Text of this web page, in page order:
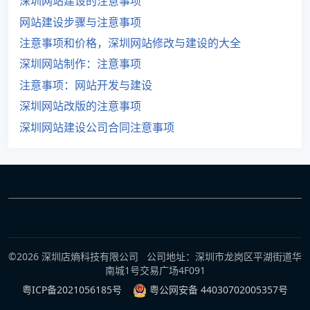
网站建设步骤与注意事项
注意事项和价格，深圳网站修改与建设的大全
深圳网站制作：注意事项
注意事项：网站开发与建设
深圳网站改版的注意事项
深圳网站建设公司合同注意事项
©2026 深圳店熵科技有限公司 公司地址：深圳市龙岗区平湖街道华
南城1号交易广场4F091
粤ICP备2021056185号
粤公网安备 44030702005357号